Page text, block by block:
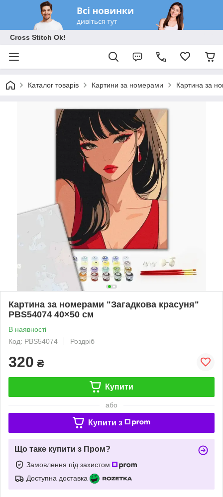
Cross Stitch Ok!
Каталог товарів Картини за номерами Картина за
Картина за номерами "Загадкова красуня"
PBS54074 40×50 см
В наявності
Код: PBS54074
Роздріб
320 ₴
Купити
або
Купити з
Що таке купити з Пром?
Замовлення під захистом
Доступна доставка